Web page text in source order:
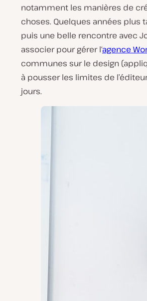
notamment les manières de
choses. Quelques années plus
puis une belle rencontre avec
associer pour gérer l‘agence
communes sur le design
à pousser les limites de
jours.